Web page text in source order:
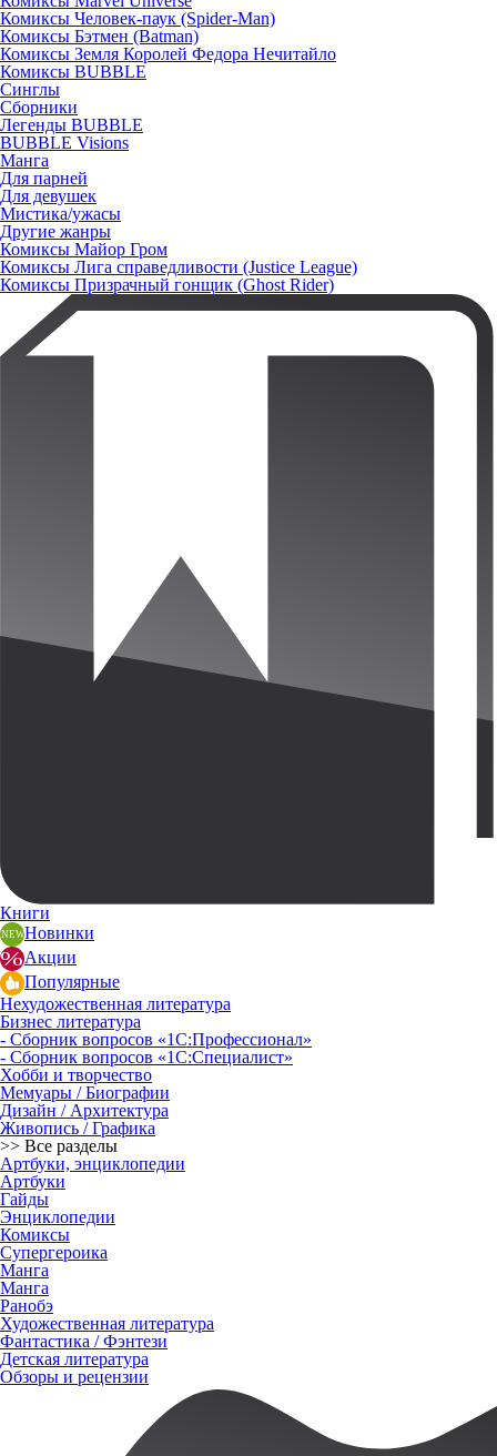
Комиксы Человек-паук (Spider-Man)
Комиксы Бэтмен (Batman)
Комиксы Земля Королей Федора Нечитайло
Комиксы BUBBLE
Синглы
Сборники
Легенды BUBBLE
BUBBLE Visions
Манга
Для парней
Для девушек
Мистика/ужасы
Другие жанры
Комиксы Майор Гром
Комиксы Лига справедливости (Justice League)
Комиксы Призрачный гонщик (Ghost Rider)
Книги
Новинки
Акции
Популярные
Нехудожественная литература
Бизнес литература
- Сборник вопросов «1С:Профессионал»
- Сборник вопросов «1С:Специалист»
Хобби и творчество
Мемуары / Биографии
Дизайн / Архитектура
Живопись / Графика
>> Все разделы
Артбуки, энциклопедии
Артбуки
Гайды
Энциклопедии
Комиксы
Супергероика
Манга
Манга
Ранобэ
Художественная литература
Фантастика / Фэнтези
Детская литература
Обзоры и рецензии